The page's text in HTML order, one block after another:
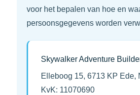
voor het bepalen van hoe en
persoonsgegevens worden
Skywalker Adventure
Elleboog 15, 6713 KP Ede,
KvK: 11070690